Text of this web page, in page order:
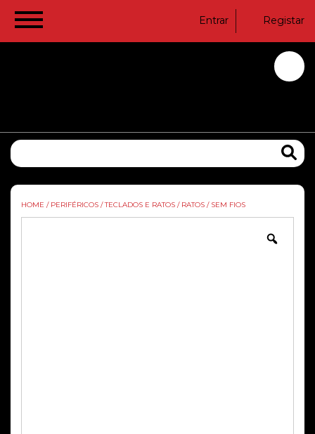
Entrar Registar
HOME / PERIFÉRICOS / TECLADOS E RATOS / RATOS / SEM FIOS